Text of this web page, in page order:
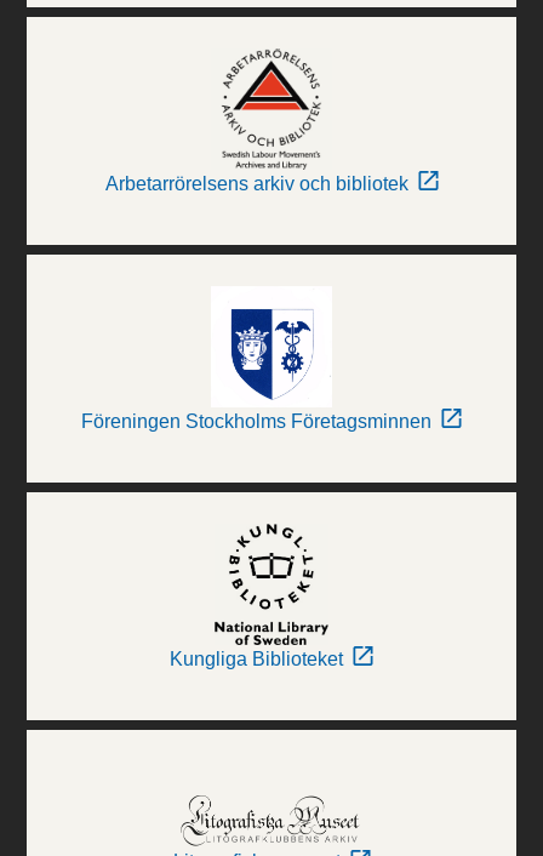
Arbetarrörelsens arkiv och bibliotek
Föreningen Stockholms Företagsminnen
Kungliga Biblioteket